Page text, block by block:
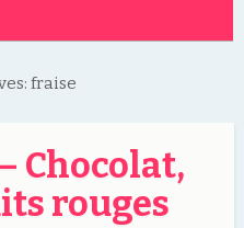
fraise
Chocolat,
rouges